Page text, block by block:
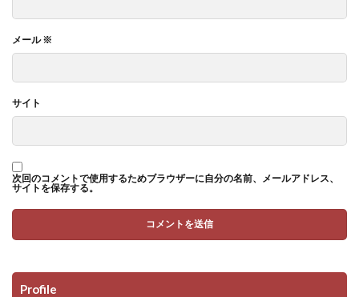
メール※
サイト
次回のコメントで使用するためブラウザーに自分の名前、メールアドレス、
サイトを保存する。
Profile